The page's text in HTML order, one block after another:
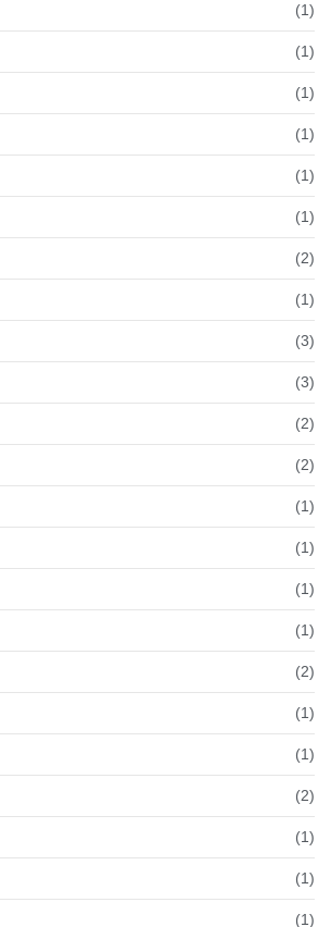
(1)
(1)
(1)
(1)
(1)
(1)
(2)
(1)
(3)
(3)
(2)
(2)
(1)
(1)
(1)
(1)
(2)
(1)
(1)
(2)
(1)
(1)
(1)